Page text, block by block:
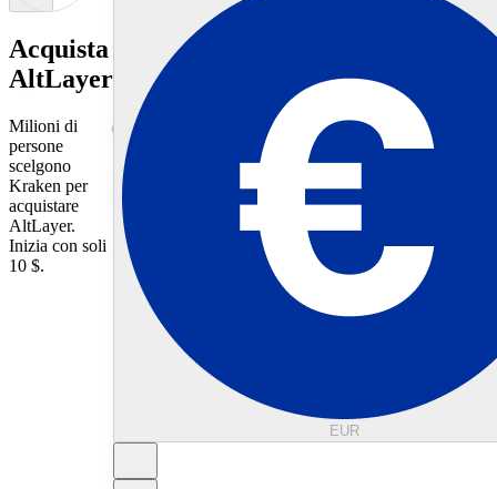
Acquista
AltLayer
Milioni di
persone
scelgono
Kraken per
acquistare
AltLayer.
Inizia con soli
10 $.
EUR